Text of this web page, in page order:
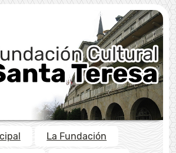
La Fundación